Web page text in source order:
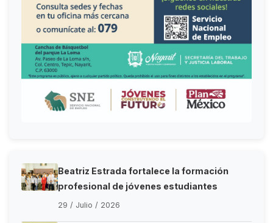
Beatriz Estrada fortalece la formación
profesional de jóvenes estudiantes
29 / Julio / 2026